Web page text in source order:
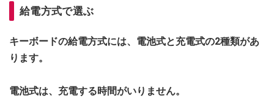
給電方式で選ぶ
キーボードの給電方式には、電池式と充電式の2種類があ
ります。
電池式は、充電する時間がいりません。